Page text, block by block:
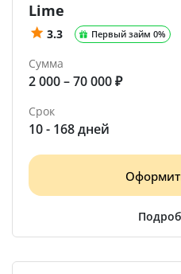
Lime
3.3 Первый займ 0%
Сумма
2 000 – 70 000 ₽
Срок
10 - 168 дней